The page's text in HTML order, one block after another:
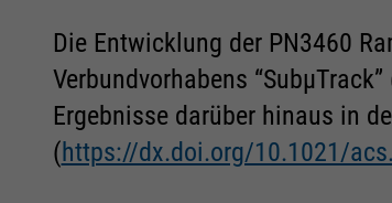
Die Entwicklung der PN3460
Verbundvorhabens
Ergebnisse darüber hinaus in
(https://dx.doi.org/10.1021/